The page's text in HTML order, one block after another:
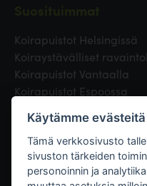
Koirapuistot Helsingissä
Koiraystävälliset
Koirapuistot Vantaalla
Koirapuistot Espoossa
Eläinlääkäri Helsingissä
Koirapuistot Tampereella
Linkit
Käytämme evästeitä
Tämä verkkosivusto
sivuston tärkeiden
personoinnin ja